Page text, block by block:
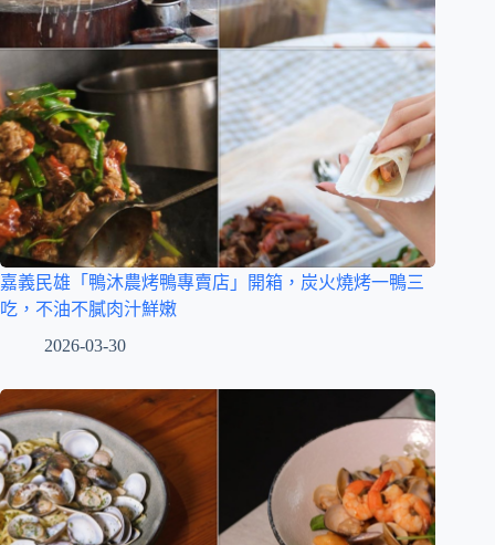
嘉義民雄「鴨沐農烤鴨專賣店」開箱，炭火燒烤一鴨三
吃，不油不膩肉汁鮮嫩
2026-03-30